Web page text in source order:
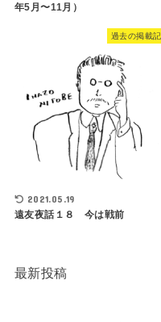
年5月〜11月）
過去の掲載
2021.05.19
遠友夜話１８ 今は戦前
最新投稿